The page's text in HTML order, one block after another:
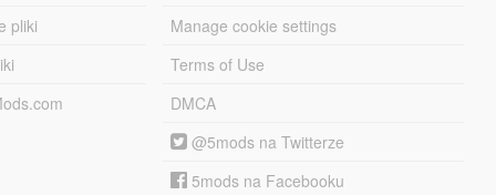
pliki
Manage cookie settings
Terms of Use
DMCA
@5mods na Twitterze
5mods na Facebooku